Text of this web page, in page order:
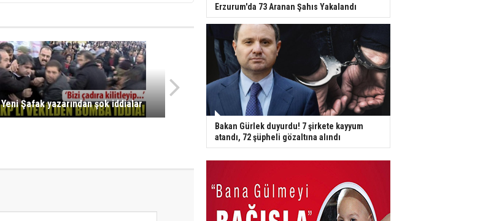
Yeni Şafak yazarından şok iddialar
Erzurum'da 73 Aranan Şahıs Yakalandı
Bakan Gürlek duyurdu! 7 şirkete kayyum
atandı, 72 şüpheli gözaltına alındı